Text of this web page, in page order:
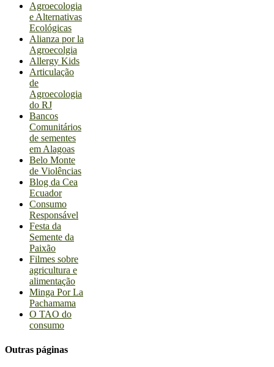
Agroecologia
e Alternativas
Ecológicas
Alianza por la
Agroecolgia
Allergy Kids
Articulação
de
Agroecologia
do RJ
Bancos
Comunitários
de sementes
em Alagoas
Belo Monte
de Violências
Blog da Cea
Ecuador
Consumo
Responsável
Festa da
Semente da
Paixão
Filmes sobre
agricultura e
alimentação
Minga Por La
Pachamama
O TAO do
consumo
Outras páginas